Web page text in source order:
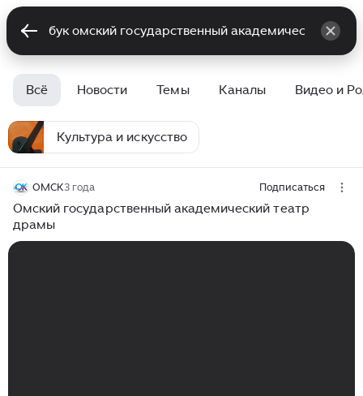
Всё Новости Темы Каналы Видео и
Культура и искусство
ОМСК3 года Подписаться
Омский государственный академический театр
драмы